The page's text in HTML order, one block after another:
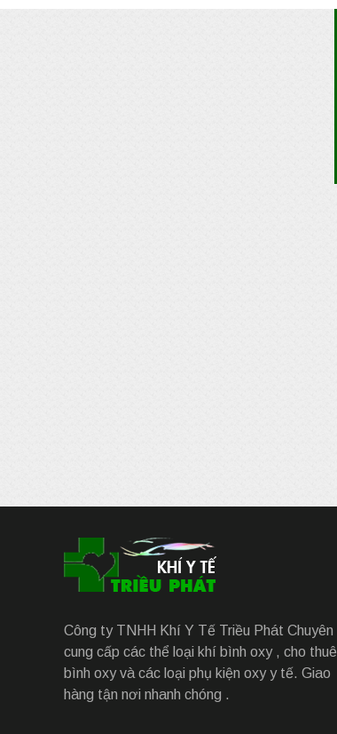
Công ty TNHH Khí Y Tế Triều Phát Chuyên
cung cấp các thể loại khí bình oxy , cho thuê
bình oxy và các loại phụ kiện oxy y tế. Giao
hàng tận nơi nhanh chóng .